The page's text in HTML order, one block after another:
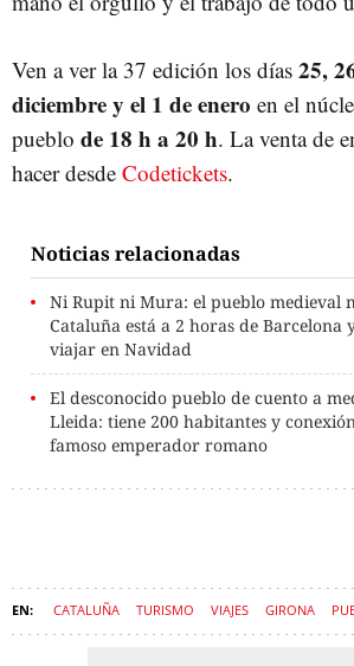
Ven a ver la 37 edición los días 25,
diciembre y el 1 de enero en el
pueblo de 18 h a 20 h. La venta de
hacer desde Codetickets.
Noticias relacionadas
Ni Rupit ni Mura: el pueblo medieval
Cataluña está a 2 horas de Barcelona
viajar en Navidad
El desconocido pueblo de cuento a
Lleida: tiene 200 habitantes y
famoso emperador romano
CATALUÑA TURISMO VIAJES GIRONA